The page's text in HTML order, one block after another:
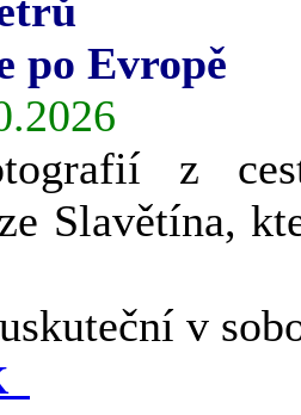
po Evropě
z
Slavětína,
v